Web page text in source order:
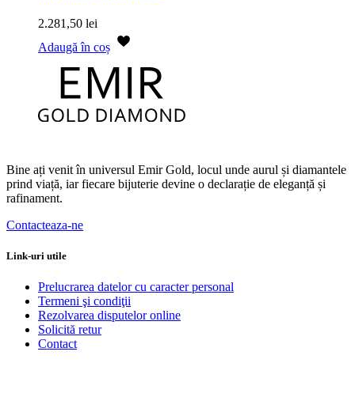
2.281,50 lei
Adaugă în coș
Bine ați venit în universul Emir Gold, locul unde aurul și diamantele
prind viață, iar fiecare bijuterie devine o declarație de eleganță și
rafinament.
Contacteaza-ne
Link-uri utile
Prelucrarea datelor cu caracter personal
Termeni şi condiţii
Rezolvarea disputelor online
Solicită retur
Contact